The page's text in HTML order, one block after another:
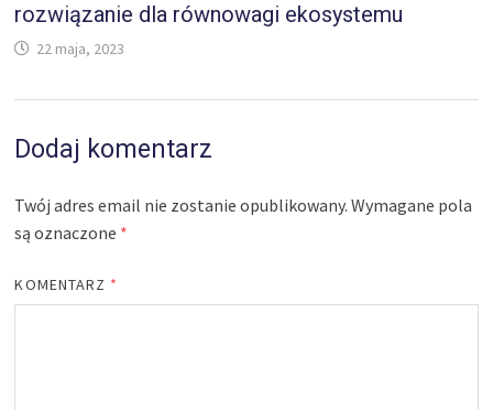
rozwiązanie dla równowagi ekosystemu
22 maja, 2023
Dodaj komentarz
Twój adres email nie zostanie opublikowany. Wymagane pola
są oznaczone *
KOMENTARZ *